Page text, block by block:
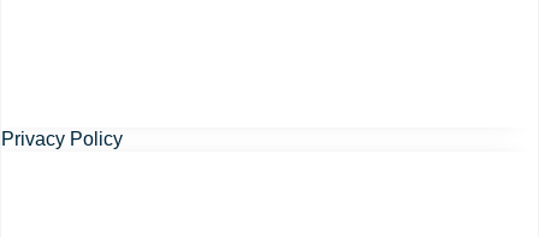
Privacy Policy